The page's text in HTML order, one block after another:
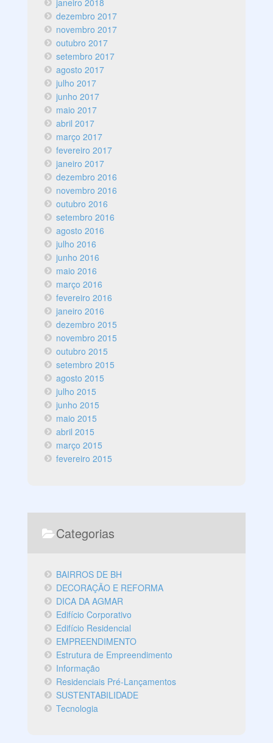
janeiro 2018
dezembro 2017
novembro 2017
outubro 2017
setembro 2017
agosto 2017
julho 2017
junho 2017
maio 2017
abril 2017
março 2017
fevereiro 2017
janeiro 2017
dezembro 2016
novembro 2016
outubro 2016
setembro 2016
agosto 2016
julho 2016
junho 2016
maio 2016
março 2016
fevereiro 2016
janeiro 2016
dezembro 2015
novembro 2015
outubro 2015
setembro 2015
agosto 2015
julho 2015
junho 2015
maio 2015
abril 2015
março 2015
fevereiro 2015
Categorias
BAIRROS DE BH
DECORAÇÃO E REFORMA
DICA DA AGMAR
Edifício Corporativo
Edifício Residencial
EMPREENDIMENTO
Estrutura de Empreendimento
Informação
Residenciais Pré-Lançamentos
SUSTENTABILIDADE
Tecnologia